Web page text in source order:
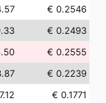
€ 0.2546
€ 0.2493
€ 0.2555
€ 0.2239
€ 0.1771